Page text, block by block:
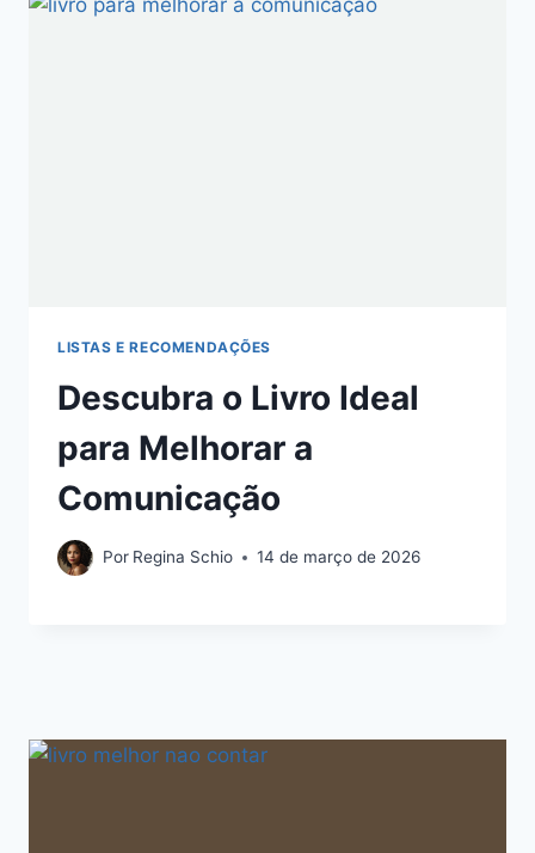
LISTAS E RECOMENDAÇÕES
Descubra o Livro Ideal
para Melhorar a
Comunicação
Por Regina Schio 14 de março de 2026